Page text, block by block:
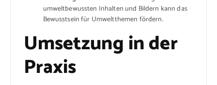
umweltbewussten Inhalten und Bildern kann das
Bewusstsein für Umweltthemen fördern.
Umsetzung in der
Praxis